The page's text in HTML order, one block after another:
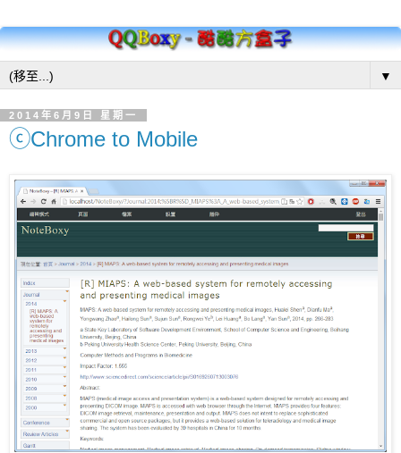
▼
2014年6月9日 星期一
ⓒChrome to Mobile